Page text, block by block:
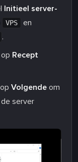
Initieel server-
VPS
en
.
Recept
Volgende om
server